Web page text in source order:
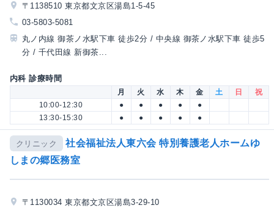
〒1138510 東京都文京区湯島1-5-45
03-5803-5081
丸ノ内線 御茶ノ水駅下車 徒歩2分 / 中央線 御茶ノ水駅下車 徒歩5
分 / 千代田線 新御茶...
内科 診療時間
月 火 水 木 金 土 日
祝
10:00-12:30
● ● ● ●
●
13:30-15:30
● ● ● ● ●
クリニック
社会福祉法人東六会 特別養護老人ホームゆ
しまの郷医務室
〒1130034 東京都文京区湯島3-29-10